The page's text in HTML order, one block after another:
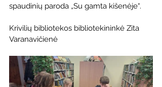
spaudinių paroda „Su gamta kišenėje“.
Krivilių bibliotekos bibliotekininkė Zita
Varanavičienė